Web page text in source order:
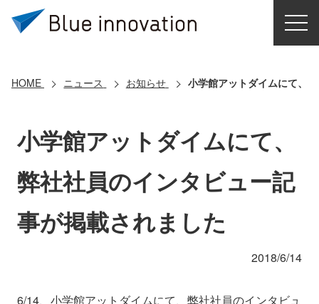
導入事例
コアテクノロジー
クラウドモビリティ研究所
HOME ニュース お知らせ 小学館アットダイムにて、
小学館アットダイムにて、
弊社社員のインタビュー記
事が掲載されました
2018/6/14
6/14、小学館アットダイムにて、弊社社員のインタビュ